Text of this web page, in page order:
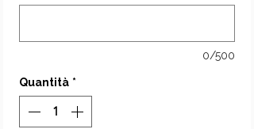
0/500
Quantità *